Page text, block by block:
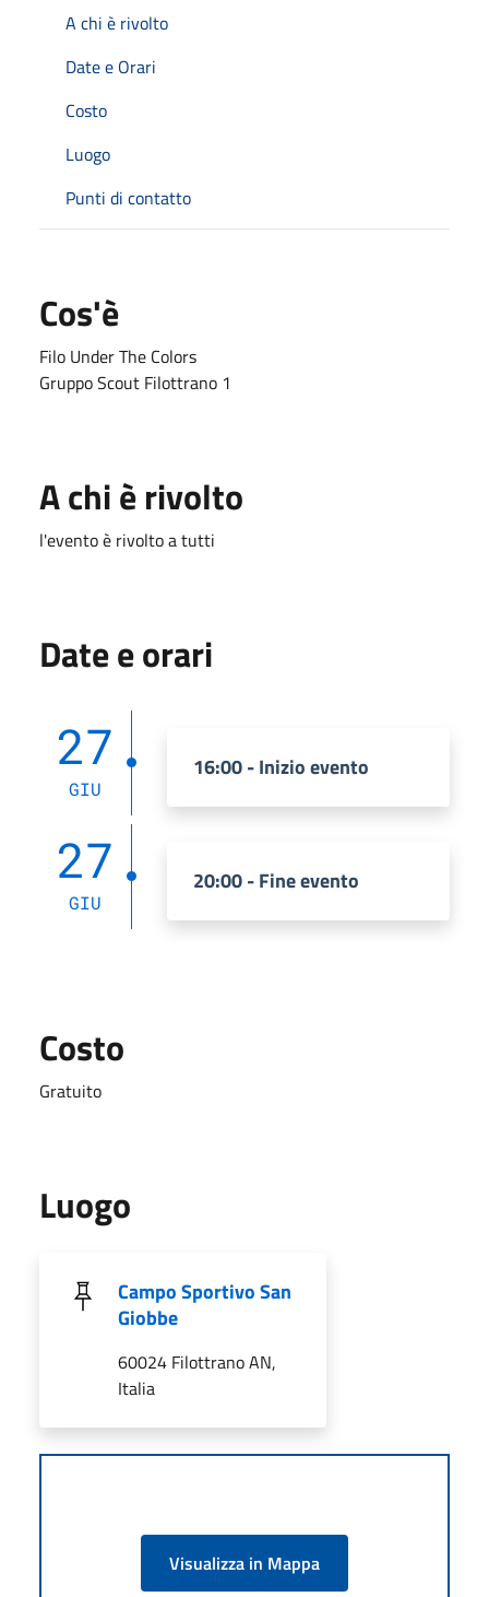
A chi è rivolto
Date e Orari
Costo
Luogo
Punti di contatto
Cos'è
Filo Under The Colors
Gruppo Scout Filottrano 1
A chi è rivolto
l'evento è rivolto a tutti
Date e orari
27
GIU
16:00 - Inizio evento
27
GIU
20:00 - Fine evento
Costo
Gratuito
Luogo
Campo Sportivo San
Giobbe
60024 Filottrano AN,
Italia
Visualizza in Mappa